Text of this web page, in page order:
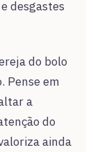
desgastes
do bolo
Pense em
a
do
ainda